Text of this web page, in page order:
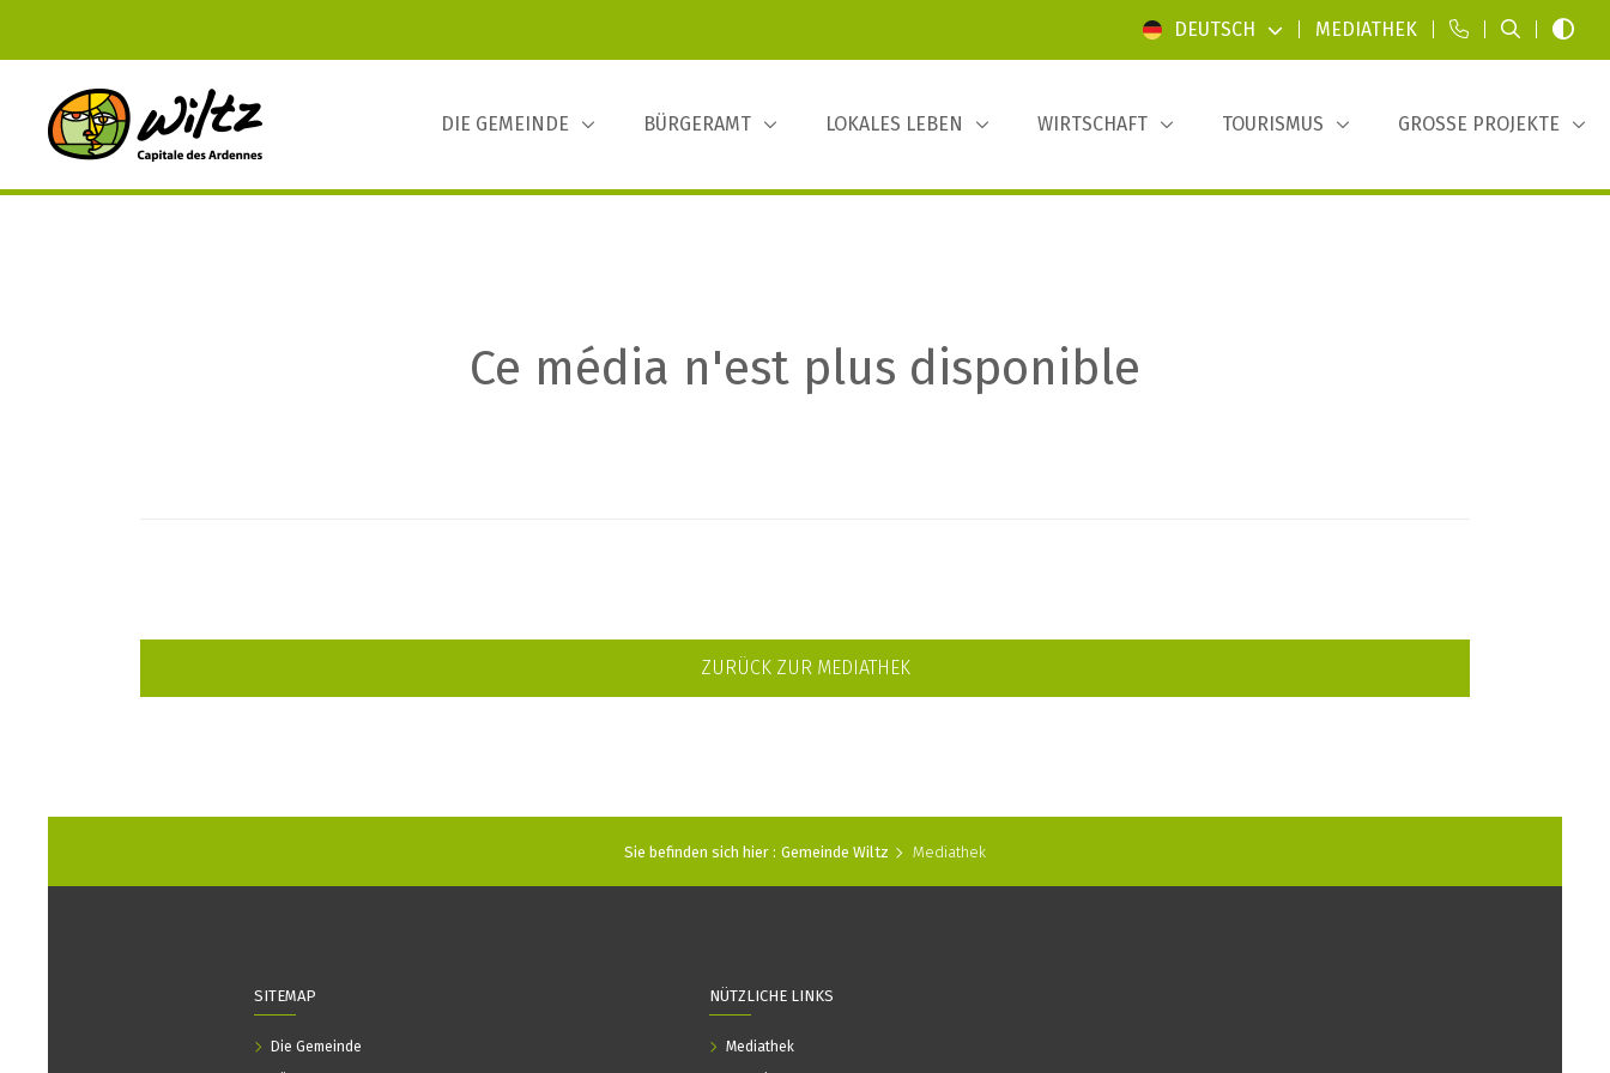
DEUTSCH MEDIATHEK
DIE GEMEINDE BÜRGERAMT LOKALES LEBEN WIRTSCHAFT TOURISMUS GROSSE PROJEKTE
Ce média n'est plus disponible
ZURÜCK ZUR MEDIATHEK
Sie befinden sich hier : Gemeinde Wiltz Mediathek
SITEMAP
Die Gemeinde
NÜTZLICHE LINKS
Mediathek